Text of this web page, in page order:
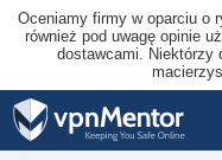
Oceniamy firmy w oparciu o
również pod uwagę opinie
dostawcami. Niektórzy